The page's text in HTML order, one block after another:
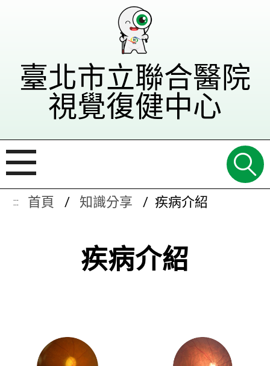
臺北市立聯合醫院
視覺復健中心
::: 首頁 知識分享 疾病介紹
疾病介紹